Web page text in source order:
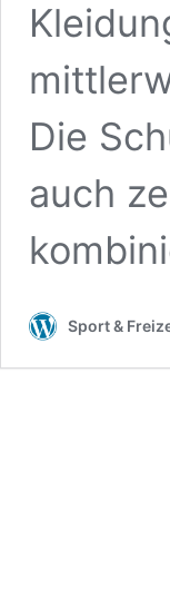
Die
auch
Sport &